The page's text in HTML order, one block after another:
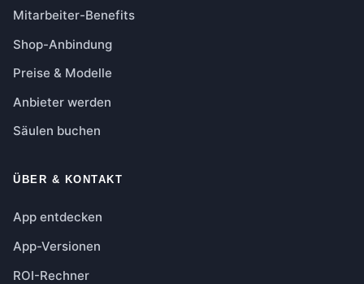
Mitarbeiter-Benefits
Shop-Anbindung
Preise & Modelle
Anbieter werden
Säulen buchen
ÜBER & KONTAKT
App entdecken
App-Versionen
ROI-Rechner